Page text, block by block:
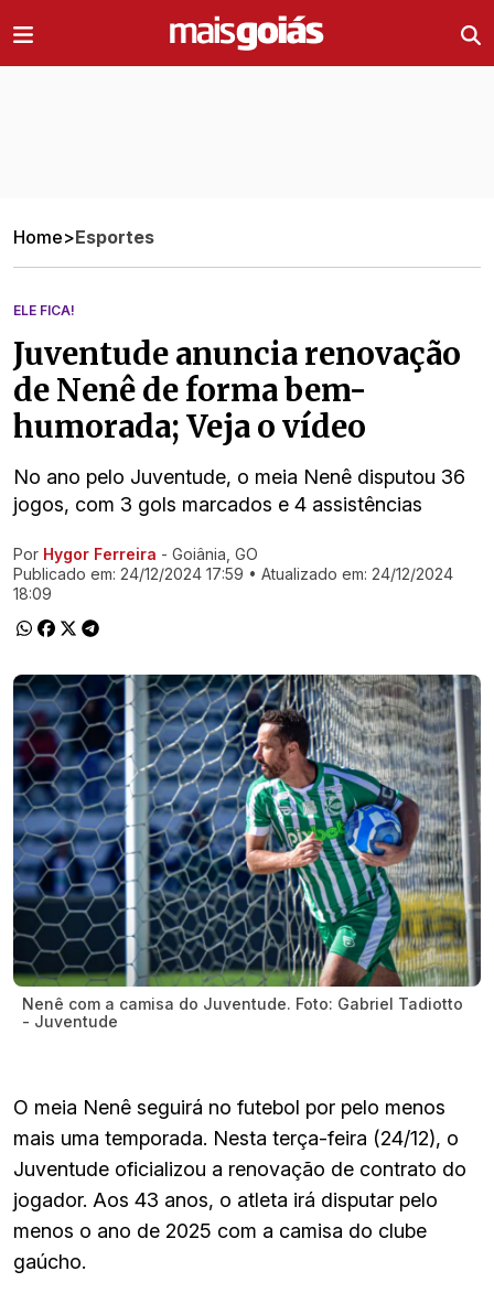
Home>Esportes
ELE FICA!
Juventude anuncia renovação
de Nenê de forma bem-
humorada; Veja o vídeo
No ano pelo Juventude, o meia Nenê disputou 36
jogos, com 3 gols marcados e 4 assistências
Ir direto pra matéria
Por Hygor Ferreira - Goiânia, GO
Publicado em: 24/12/2024 17:59 • Atualizado em: 24/12/2024
18:09
Nenê com a camisa do Juventude. Foto: Gabriel Tadiotto
- Juventude
O meia Nenê seguirá no futebol por pelo menos
mais uma temporada. Nesta terça-feira (24/12), o
Juventude oficializou a renovação de contrato do
jogador. Aos 43 anos, o atleta irá disputar pelo
menos o ano de 2025 com a camisa do clube
gaúcho.